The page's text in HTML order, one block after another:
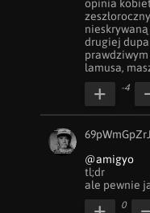
opinia
drugiej
lamusa,
-4
@amigyo
tl;dr
ale pewnie
0